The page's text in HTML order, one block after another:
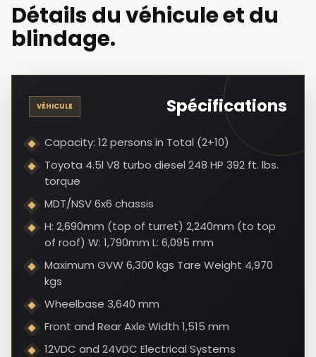
Détails du véhicule et du
blindage.
VÉHICULE Spécifications
Capacity: 12 persons in Total (2+10)
Toyota 4.5l V8 turbo diesel 248 HP 392 ft. lbs.
torque
MDT/NSV 6x6 chassis
H: 2,690mm (top of turret) 2,240mm (to top
of roof) W: 1,790mm L: 6,095 mm
Maximum GVW 6,300 kgs Tare Weight 4,970
kgs
Wheelbase 3,640 mm
Front and Rear Axle Width 1,515 mm
12VDC and 24VDC Electrical Systems